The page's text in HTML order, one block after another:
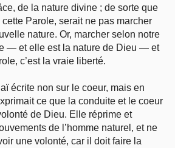
de la nature divine ; de sorte que
Parole, serait ne pas marcher
nature. Or, marcher selon notre
— et elle est la nature de Dieu — et
c’est la vraie liberté.
écrite non sur le coeur, mais en
ce que la conduite et le coeur
de Dieu. Elle réprime et
de l’homme naturel, et ne
une volonté, car il doit faire la